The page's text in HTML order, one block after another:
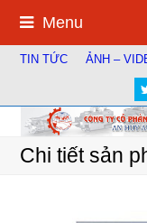
Menu
TIN TỨC ẢNH –
Chi tiết sản